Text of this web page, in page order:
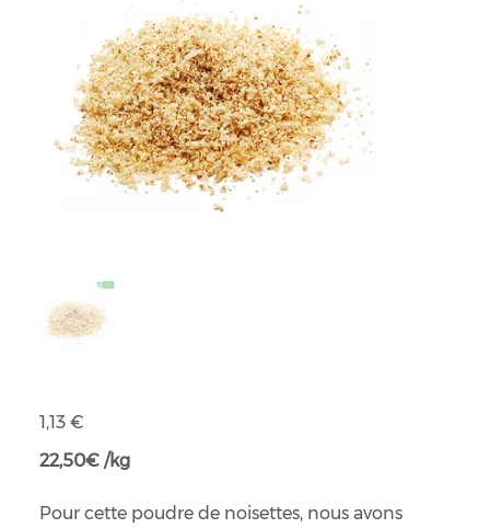
Prix
1,13 €
22,50€ /kg
Pour cette poudre de noisettes, nous avons